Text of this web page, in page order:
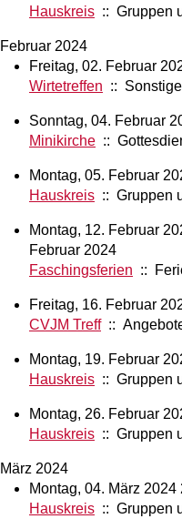
Hauskreis :: Gruppen
Februar 2024
Freitag, 02. Februar
Wirtetreffen ::
Sonntag, 04. Februar
Minikirche ::
Montag, 05. Februar
Hauskreis :: Gruppen
Montag, 12. Februar
Februar 2024
Faschingsferien ::
Freitag, 16. Februar
CVJM Treff::
Montag, 19. Februar
Hauskreis :: Gruppen
Montag, 26. Februar
Hauskreis :: Gruppen
März 2024
Montag, 04. März 2024
Hauskreis :: Gruppen